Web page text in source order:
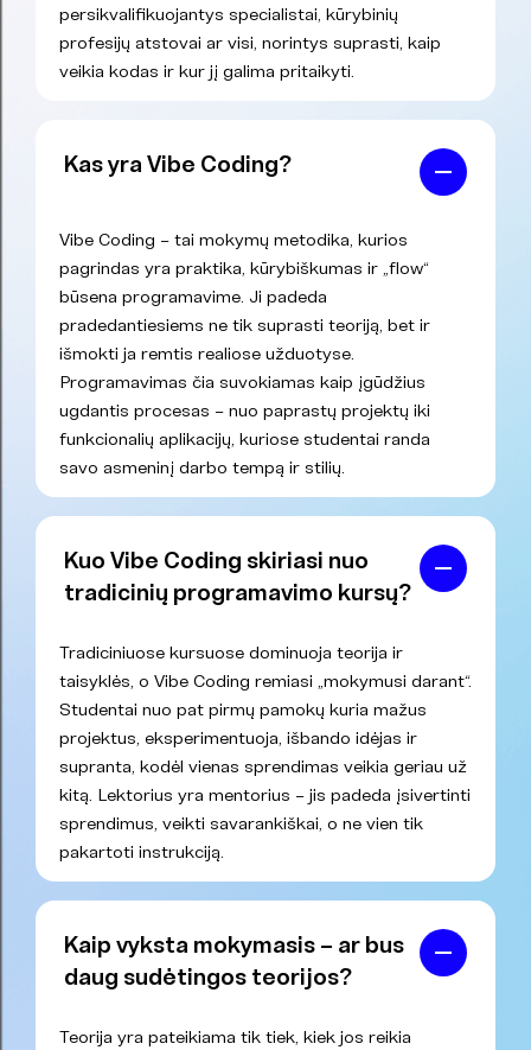
persikvalifikuojantys specialistai, kūrybinių
profesijų atstovai ar visi, norintys suprasti, kaip
veikia kodas ir kur jį galima pritaikyti.
Kas yra Vibe Coding?
Vibe Coding – tai mokymų metodika, kurios
pagrindas yra praktika, kūrybiškumas ir „flow“
būsena programavime. Ji padeda
pradedantiesiems ne tik suprasti teoriją, bet ir
išmokti ja remtis realiose užduotyse.
Programavimas čia suvokiamas kaip įgūdžius
ugdantis procesas – nuo paprastų projektų iki
funkcionalių aplikacijų, kuriose studentai randa
savo asmeninį darbo tempą ir stilių.
Kuo Vibe Coding skiriasi nuo
tradicinių programavimo kursų?
Tradiciniuose kursuose dominuoja teorija ir
taisyklės, o Vibe Coding remiasi „mokymusi darant“.
Studentai nuo pat pirmų pamokų kuria mažus
projektus, eksperimentuoja, išbando idėjas ir
supranta, kodėl vienas sprendimas veikia geriau už
kitą. Lektorius yra mentorius – jis padeda įsivertinti
sprendimus, veikti savarankiškai, o ne vien tik
pakartoti instrukciją.
Kaip vyksta mokymasis – ar bus
daug sudėtingos teorijos?
Teorija yra pateikiama tik tiek, kiek jos reikia